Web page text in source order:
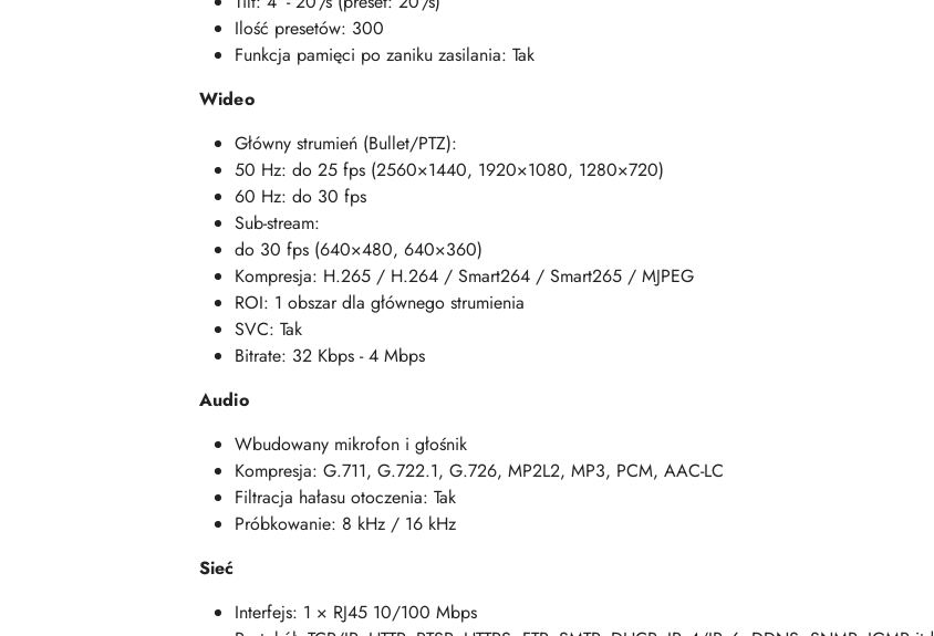
Ilość presetów: 300
Funkcja pamięci po zaniku zasilania: Tak
Wideo
Główny strumień (Bullet/PTZ):
50 Hz: do 25 fps (2560×1440, 1920×1080, 1280×720)
60 Hz: do 30 fps
Sub-stream:
do 30 fps (640×480, 640×360)
Kompresja: H.265 / H.264 / Smart264 / Smart265 / MJPEG
ROI: 1 obszar dla głównego strumienia
SVC: Tak
Bitrate: 32 Kbps - 4 Mbps
Audio
Wbudowany mikrofon i głośnik
Kompresja: G.711, G.722.1, G.726, MP2L2, MP3, PCM, AAC-LC
Filtracja hałasu otoczenia: Tak
Próbkowanie: 8 kHz / 16 kHz
Sieć
Interfejs: 1 × RJ45 10/100 Mbps